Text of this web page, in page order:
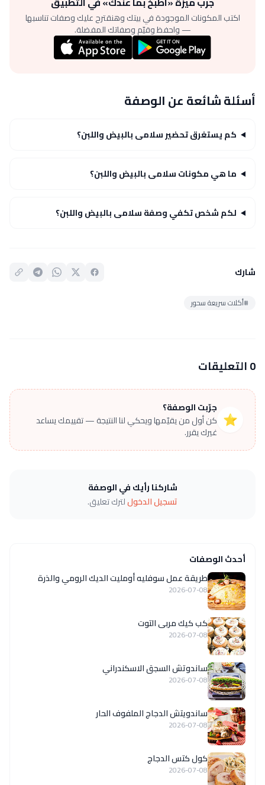
اكتب المكونات الموجودة في بيتك وهنقترح عليك وصفات تناسبها
— واحفظ وقيّم وصفاتك المفضلة.
أسئلة شائعة عن الوصفة
كم يستغرق تحضير سلامى بالبيض واللبن؟
ما هي مكونات سلامى بالبيض واللبن؟
لكم شخص تكفي وصفة سلامى بالبيض واللبن؟
شارك
#أكلات سريعة سحور
0 التعليقات
⭐
جرّبت الوصفة؟
كن أول من يقيّمها ويحكي لنا النتيجة — تقييمك يساعد
غيرك يقرر.
شاركنا رأيك في الوصفة
تسجيل الدخوللترك تعليق.
أحدث الوصفات
طريقة عمل سوفليه أومليت الديك الرومي والذرة
2026-07-08
كب كيك مربى التوت
2026-07-08
ساندوتش السجق الاسكندراني
2026-07-08
ساندويتش الدجاج الملفوف الحار
2026-07-08
كول كتس الدجاج
2026-07-08